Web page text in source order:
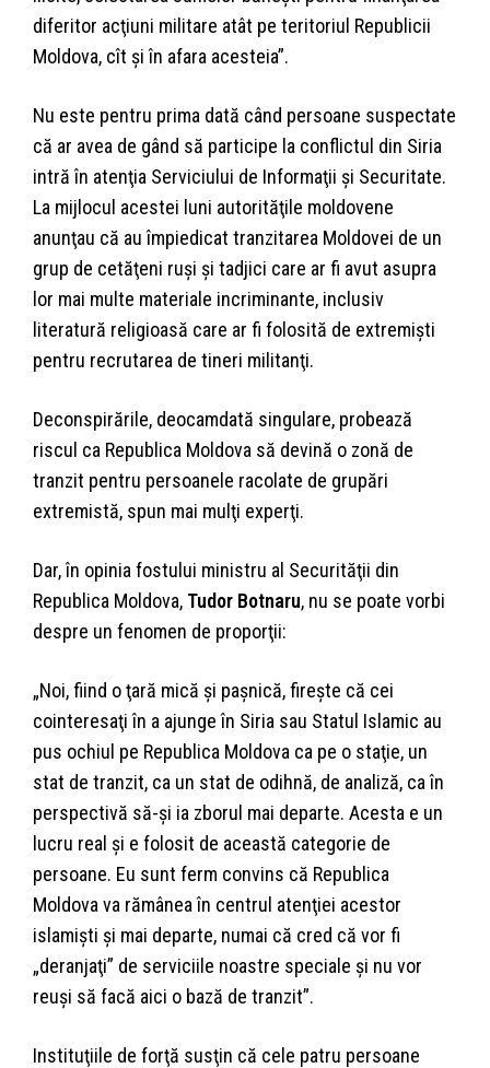
diferitor acţiuni militare atât pe teritoriul Republicii
Moldova, cît şi în afara acesteia”.
Nu este pentru prima dată când persoane suspectate
că ar avea de gând să participe la conflictul din Siria
intră în atenţia Serviciului de Informaţii şi Securitate.
La mijlocul acestei luni autorităţile moldovene
anunţau că au împiedicat tranzitarea Moldovei de un
grup de cetăţeni ruşi şi tadjici care ar fi avut asupra
lor mai multe materiale incriminante, inclusiv
literatură religioasă care ar fi folosită de extremişti
pentru recrutarea de tineri militanţi.
Deconspirările, deocamdată singulare, probează
riscul ca Republica Moldova să devină o zonă de
tranzit pentru persoanele racolate de grupări
extremistă, spun mai mulţi experţi.
Dar, în opinia fostului ministru al Securităţii din
Republica Moldova, Tudor Botnaru, nu se poate vorbi
despre un fenomen de proporţii:
„Noi, fiind o ţară mică şi paşnică, fireşte că cei
cointeresaţi în a ajunge în Siria sau Statul Islamic au
pus ochiul pe Republica Moldova ca pe o staţie, un
stat de tranzit, ca un stat de odihnă, de analiză, ca în
perspectivă să-şi ia zborul mai departe. Acesta e un
lucru real şi e folosit de această categorie de
persoane. Eu sunt ferm convins că Republica
Moldova va rămânea în centrul atenţiei acestor
islamişti şi mai departe, numai că cred că vor fi
„deranjaţi” de serviciile noastre speciale şi nu vor
reuşi să facă aici o bază de tranzit”.
Instituţiile de forţă susţin că cele patru persoane